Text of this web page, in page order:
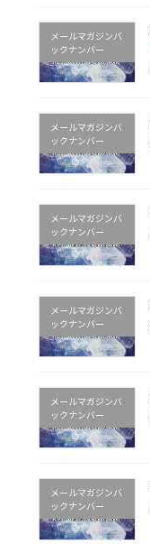
メールマガジンバ
ックナンバー
メールマガジンバ
ックナンバー
メールマガジンバ
ックナンバー
メールマガジンバ
ックナンバー
メールマガジンバ
ックナンバー
メールマガジンバ
ックナンバー